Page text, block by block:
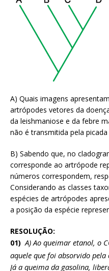
A) Quais imagens
artrópodes vetores da
da leishmaniose e da febre
não é transmitida pela
B) Sabendo que, no
corresponde ao artrópode
números correspondem,
Considerando as classes
espécies de artrópodes
a posição da espécie
RESOLUÇÃO:
01) A) Ao queimar etanol, o
aquele que foi absorvido pela
Já a queima da gasolina,